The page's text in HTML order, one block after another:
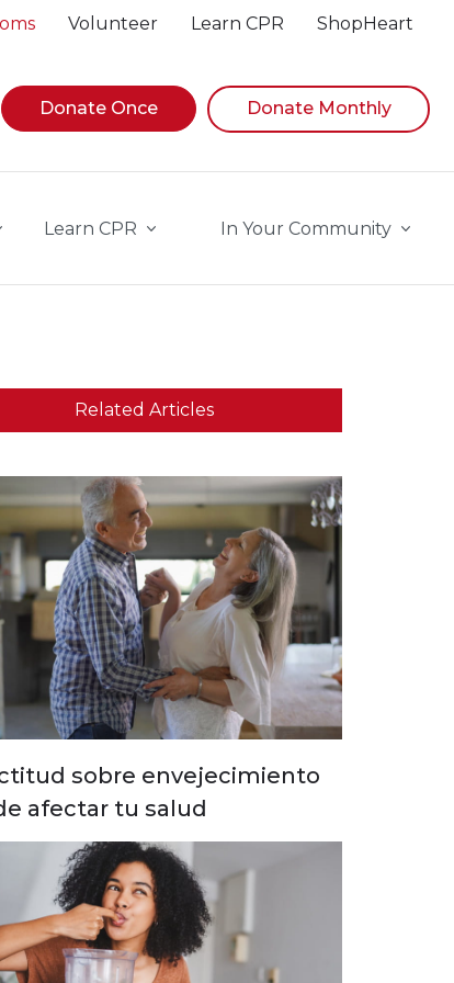
Volunteer Learn CPR ShopHeart
suggestions, while focused, press Down
Donate Once Donate Monthly
Learn CPR In Your Community
Related Articles
sobre envejecimiento
afectar tu salud